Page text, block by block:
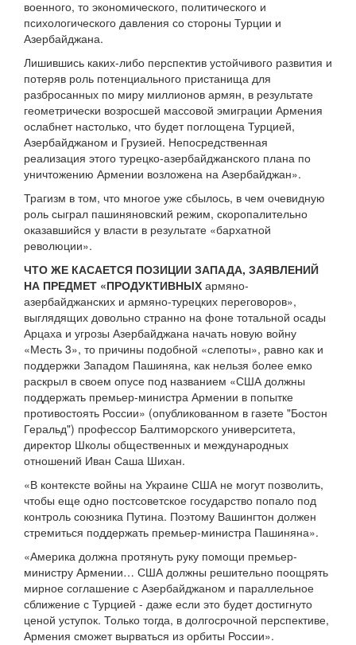
военного, то экономического, политического и
психологического давления со стороны Турции и
Азербайджана.
Лишившись каких-либо перспектив устойчивого развития и
потеряв роль потенциального пристанища для
разбросанных по миру миллионов армян, в результате
геометрически возросшей массовой эмиграции Армения
ослабнет настолько, что будет поглощена Турцией,
Азербайджаном и Грузией. Непосредственная
реализация этого турецко-азербайджанского плана по
уничтожению Армении возложена на Азербайджан».
Трагизм в том, что многое уже сбылось, в чем очевидную
роль сыграл пашиняновский режим, скоропалительно
оказавшийся у власти в результате «бархатной
революции».
ЧТО ЖЕ КАСАЕТСЯ ПОЗИЦИИ ЗАПАДА, ЗАЯВЛЕНИЙ
НА ПРЕДМЕТ «ПРОДУКТИВНЫХ армяно-
азербайджанских и армяно-турецких переговоров»,
выглядящих довольно странно на фоне тотальной осады
Арцаха и угрозы Азербайджана начать новую войну
«Месть 3», то причины подобной «слепоты», равно как и
поддержки Западом Пашиняна, как нельзя более емко
раскрыл в своем опусе под названием «США должны
поддержать премьер-министра Армении в попытке
противостоять России» (опубликованном в газете "Бостон
Геральд") профессор Балтиморского университета,
директор Школы общественных и международных
отношений Иван Саша Шихан.
«В контексте войны на Украине США не могут позволить,
чтобы еще одно постсоветское государство попало под
контроль союзника Путина. Поэтому Вашингтон должен
стремиться поддержать премьер-министра Пашиняна».
«Америка должна протянуть руку помощи премьер-
министру Армении… США должны решительно поощрять
мирное соглашение с Азербайджаном и параллельное
сближение с Турцией - даже если это будет достигнуто
ценой уступок. Только тогда, в долгосрочной перспективе,
Армения сможет вырваться из орбиты России».